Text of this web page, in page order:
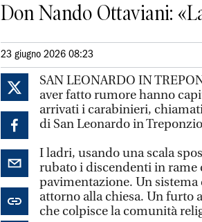
Don Nando Ottaviani:
23 giugno 2026 08:23
SAN LEONARDO IN
aver fatto rumore hanno
arrivati i carabinieri,
di San Leonardo in
I ladri, usando una scala
rubato i discendenti in rame
pavimentazione. Un
attorno alla chiesa. Un furto
che colpisce la comunità